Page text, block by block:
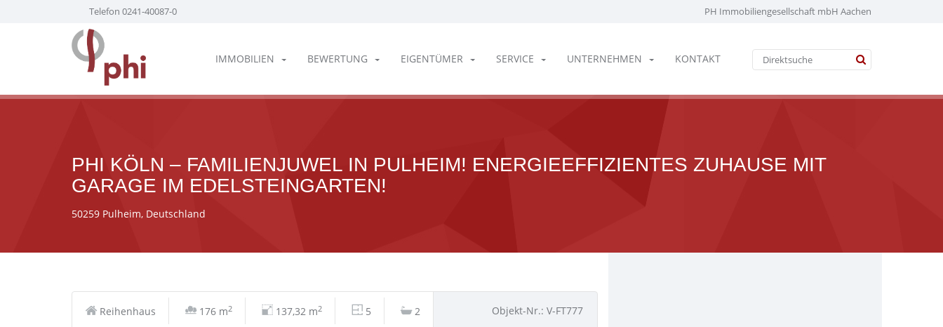
Telefon 0241-40087-0 PH Immobiliengesellschaft mbH Aachen
IMMOBILIEN BEWERTUNG EIGENTÜMER SERVICE UNTERNEHMEN KONTAKT
PHI KÖLN – FAMILIENJUWEL IN PULHEIM! ENERGIEEFFIZIENTES ZUHAUSE MIT
GARAGE IM EDELSTEINGARTEN!
50259 Pulheim, Deutschland
Reihenhaus 176 m2 137,32 m2 5 2 Objekt-Nr.: V-FT777